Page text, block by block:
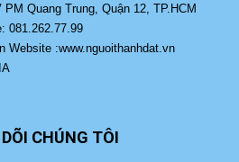
Quang Trung, Quận 12, TP.HCM
081.262.77.99
Website :www.nguoithanhdat.vn
CHÚNG TÔI